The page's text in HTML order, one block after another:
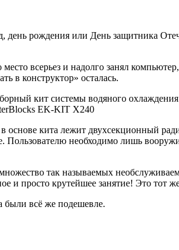
рождения или День защитника
всерьез и надолго занял
в конструктор» осталась.
кит системы водяного
EK-KIT X240
основе кита лежит двухсекционный
Пользователю необходимо лишь
так называемых
и просто крутейшее занятие! Это тот
были всё же подешевле.